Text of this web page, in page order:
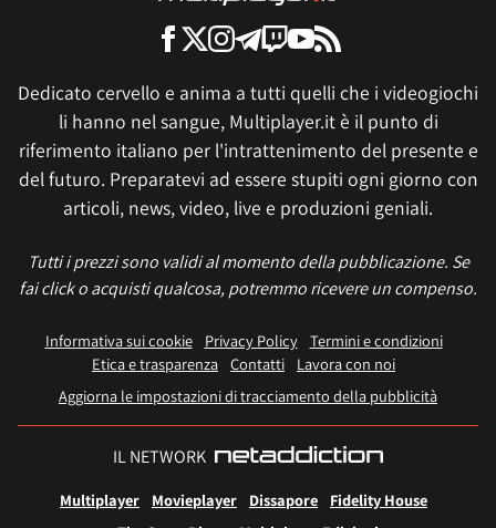
Dedicato cervello e anima a tutti quelli che i videogiochi
li hanno nel sangue, Multiplayer.it è il punto di
riferimento italiano per l'intrattenimento del presente e
del futuro. Preparatevi ad essere stupiti ogni giorno con
articoli, news, video, live e produzioni geniali.
Tutti i prezzi sono validi al momento della pubblicazione. Se
fai click o acquisti qualcosa, potremmo ricevere un compenso.
Informativa sui cookie Privacy Policy
Termini e condizioni
Etica e trasparenza Contatti
Lavora con noi
Aggiorna le impostazioni di tracciamento della pubblicità
IL NETWORK
Multiplayer Movieplayer Dissapore
Fidelity House